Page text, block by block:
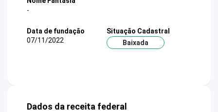
-
Data de fundação
07/11/2022
Situação Cadastral
Baixada
Dados da receita federal